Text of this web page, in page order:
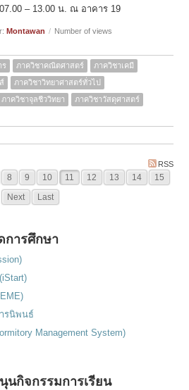
07.00 – 13.00 น. ณ อาคาร 19
Montawan / Number of views
ร ภาควิชาคณิตศาสตร์
ภาควิชาเคมี
ภาควิชาวิทยาศาสตร์ทั่วไป
ภาควิชาจุลชีววิทยา
ภาควิชาวัสดุศาสตร์
RSS
8 9 10 11 12 13 14
15
Next
Last
การศึกษา
รนิพนธ์
Management System)
นกิจกรรมการเรียน